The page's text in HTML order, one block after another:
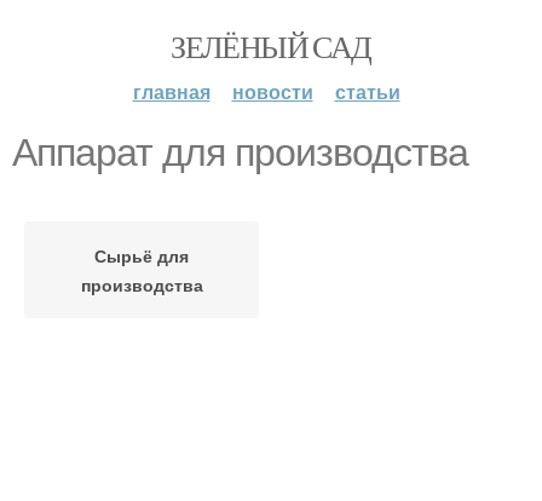
ЗЕЛЁНЫЙ САД
главная новости статьи
Аппарат для производства
Сырьё для
производства